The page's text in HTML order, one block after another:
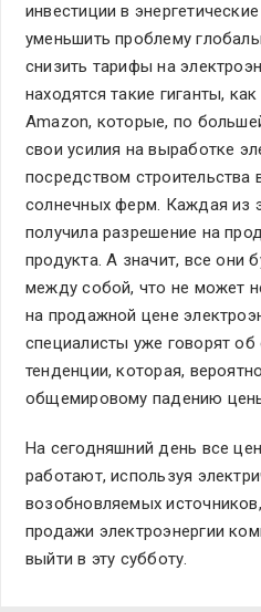
инвестиции в
уменьшить проблему
снизить тарифы на
находятся такие гиганты,
Amazon, которые, по
свои усилия на выработке
посредством строительства
солнечных ферм. Каждая из
получила разрешение на
продукта. А значит, все они
между собой, что не может
на продажной цене
специалисты уже говорят
тенденции, которая,
общемировому падению
На сегодняшний день все
работают, используя
возобновляемых
продажи электроэнергии
выйти в эту субботу.